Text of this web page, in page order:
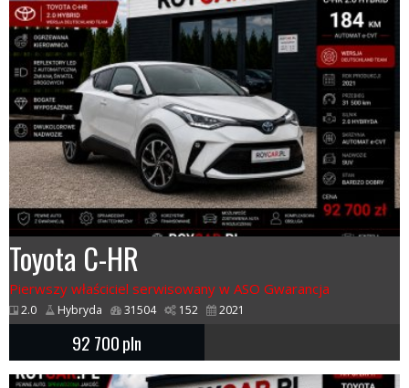
Toyota C-HR
Pierwszy właściciel serwisowany w ASO Gwarancja
2.0 Hybryda 31504 152 2021
92 700pln